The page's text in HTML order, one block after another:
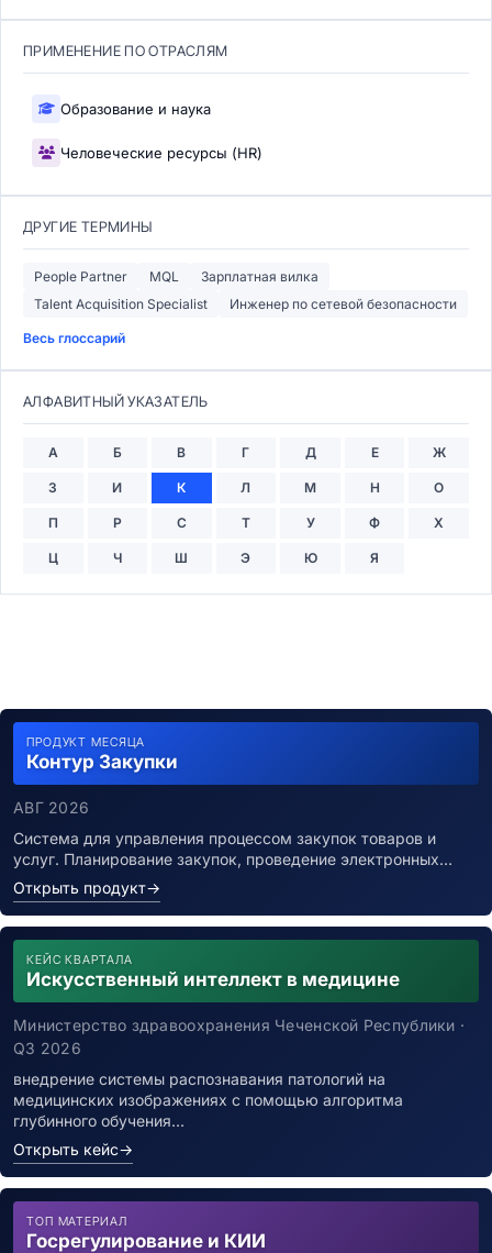
ПРИМЕНЕНИЕ ПО ОТРАСЛЯМ
Образование и наука
Человеческие ресурсы (HR)
ДРУГИЕ ТЕРМИНЫ
People Partner MQL
Зарплатная вилка
Talent Acquisition Specialist
Инженер по сетевой безопасности
Весь глоссарий
АЛФАВИТНЫЙ УКАЗАТЕЛЬ
А Б В Г Д Е Ж
З И К Л М Н О
П Р С Т У Ф Х
Ц Ч Ш Э Ю Я
ПРОДУКТ МЕСЯЦА
Контур Закупки
АВГ 2026
Система для управления процессом закупок товаров и
услуг. Планирование закупок, проведение электронных…
Открыть продукт→
КЕЙС КВАРТАЛА
Искусственный интеллект в медицине
Министерство здравоохранения Чеченской Республики ·
Q3 2026
внедрение системы распознавания патологий на
медицинских изображениях с помощью алгоритма
глубинного обучения…
Открыть кейс→
ТОП МАТЕРИАЛ
Госрегулирование и КИИ